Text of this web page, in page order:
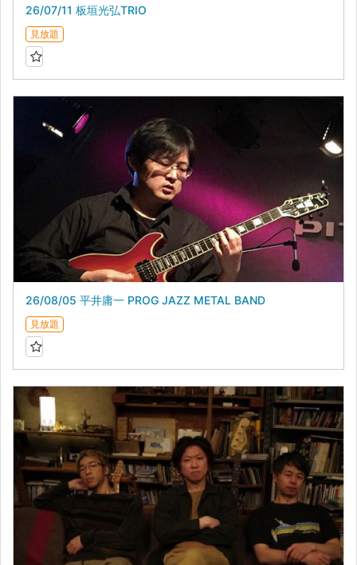
26/07/11 板垣光弘TRIO
見放題
26/08/05 平井庸一 PROG JAZZ METAL BAND
見放題